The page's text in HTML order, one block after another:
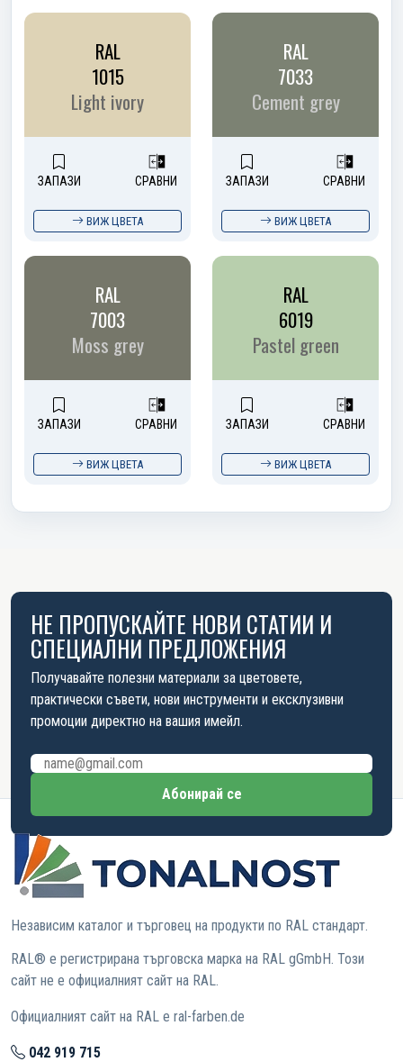
RAL
1015
Light ivory
ЗАПАЗИ СРАВНИ
ВИЖ ЦВЕТА
RAL
7033
Cement grey
ЗАПАЗИ СРАВНИ
ВИЖ ЦВЕТА
RAL
7003
Moss grey
ЗАПАЗИ СРАВНИ
ВИЖ ЦВЕТА
RAL
6019
Pastel green
ЗАПАЗИ СРАВНИ
ВИЖ ЦВЕТА
НЕ ПРОПУСКАЙТЕ НОВИ СТАТИИ И
СПЕЦИАЛНИ ПРЕДЛОЖЕНИЯ
Получавайте полезни материали за цветовете,
практически съвети, нови инструменти и ексклузивни
промоции директно на вашия имейл.
Имейл адрес
Абонирай се
Независим каталог и търговец на продукти по RAL стандарт.
RAL® е регистрирана търговска марка на RAL gGmbH. Този
сайт не е официалният сайт на RAL.
Официалният сайт на RAL е ral-farben.de
042 919 715